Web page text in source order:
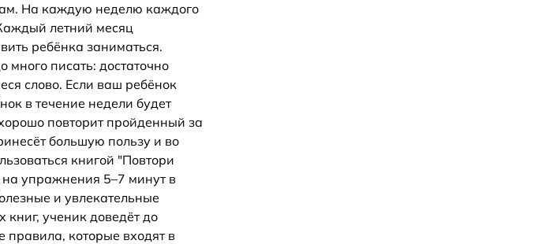
На каждую неделю каждого
летний месяц
ребёнка заниматься.
писать: достаточно
слово. Если ваш ребёнок
в течение недели будет
повторит пройденный за
большую пользу и во
книгой "Повтори
на упражнения 5–7 минут в
и увлекательные
книг, ученик доведёт до
правила, которые входят в